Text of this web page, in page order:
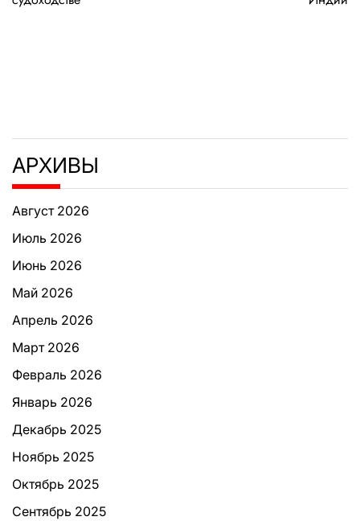
АРХИВЫ
Август 2026
Июль 2026
Июнь 2026
Май 2026
Апрель 2026
Март 2026
Февраль 2026
Январь 2026
Декабрь 2025
Ноябрь 2025
Октябрь 2025
Сентябрь 2025